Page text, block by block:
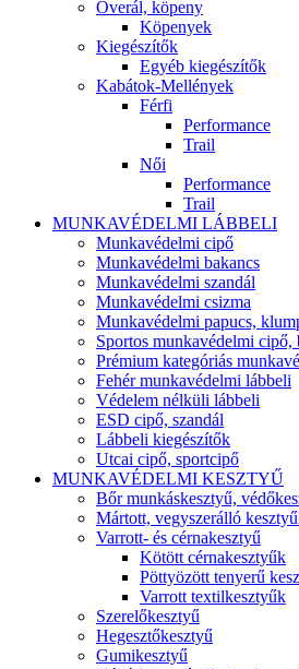
Overál, köpeny
Köpenyek
Kiegészítők
Egyéb kiegészítők
Kabátok-Mellények
Férfi
Performance
Trail
Női
Performance
Trail
MUNKAVÉDELMI LÁBBELI
Munkavédelmi cipő
Munkavédelmi bakancs
Munkavédelmi szandál
Munkavédelmi csizma
Munkavédelmi papucs,
Sportos munkavédelmi cipő,
Prémium kategóriás
Fehér munkavédelmi lábbeli
Védelem nélküli lábbeli
ESD cipő, szandál
Lábbeli kiegészítők
Utcai cipő, sportcipő
MUNKAVÉDELMI KESZTYŰ
Bőr munkáskesztyű,
Mártott, vegyszerálló
Varrott- és cérnakesztyű
Kötött cérnakesztyűk
Pöttyözött tenyerű
Varrott textilkesztyűk
Szerelőkesztyű
Hegesztőkesztyű
Gumikesztyű